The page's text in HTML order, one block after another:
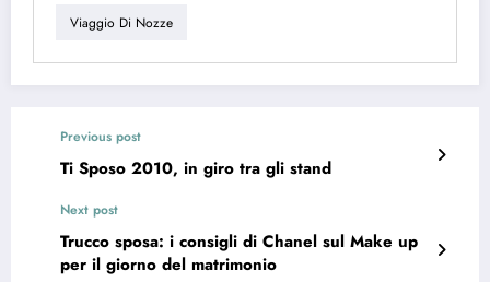
Viaggio Di Nozze
Previous post
Ti Sposo 2010, in giro tra gli stand
Next post
Trucco sposa: i consigli di Chanel sul Make up
per il giorno del matrimonio